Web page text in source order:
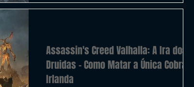
Assassin's Creed Valhalla: A Ira dos
Druidas - Como Matar a Única Cobra da
Irlanda